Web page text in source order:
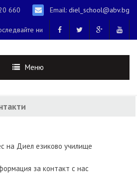
660 Email: diel_school@abv.bg
ни
Меню
на Диел езиково училище
за контакт с нас